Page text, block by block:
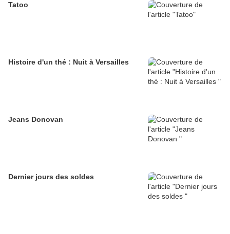
Tatoo
Histoire d'un thé : Nuit à Versailles
Jeans Donovan
Dernier jours des soldes